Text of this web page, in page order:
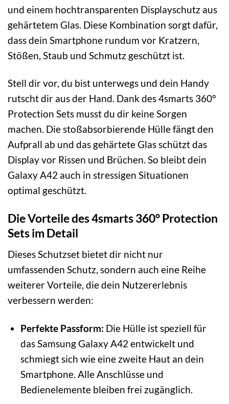
und einem hochtransparenten Displayschutz aus
gehärtetem Glas. Diese Kombination sorgt dafür,
dass dein Smartphone rundum vor Kratzern,
Stößen, Staub und Schmutz geschützt ist.
Stell dir vor, du bist unterwegs und dein Handy
rutscht dir aus der Hand. Dank des 4smarts 360°
Protection Sets musst du dir keine Sorgen
machen. Die stoßabsorbierende Hülle fängt den
Aufprall ab und das gehärtete Glas schützt das
Display vor Rissen und Brüchen. So bleibt dein
Galaxy A42 auch in stressigen Situationen
optimal geschützt.
Die Vorteile des 4smarts 360° Protection
Sets im Detail
Dieses Schutzset bietet dir nicht nur
umfassenden Schutz, sondern auch eine Reihe
weiterer Vorteile, die dein Nutzererlebnis
verbessern werden:
Perfekte Passform: Die Hülle ist speziell für
das Samsung Galaxy A42 entwickelt und
schmiegt sich wie eine zweite Haut an dein
Smartphone. Alle Anschlüsse und
Bedienelemente bleiben frei zugänglich.